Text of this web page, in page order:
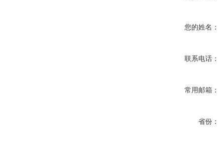
您的姓名：
联系电话：
常用邮箱：
省份：